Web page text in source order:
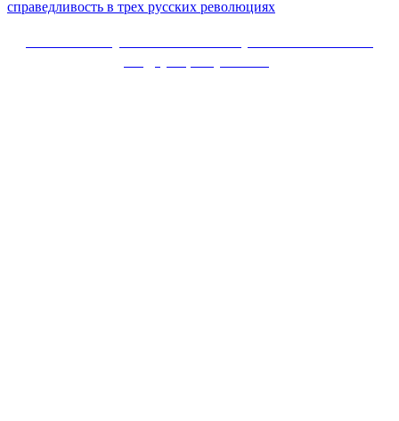
записямсообщение:
справедливость в трех русских революциях